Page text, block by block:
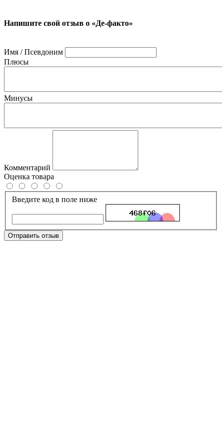
Напишите свой отзыв о «Де-факто»
Имя / Псевдоним
Плюсы
Минусы
Комментарий
Оценка товара
Введите код в поле ниже
Отправить отзыв